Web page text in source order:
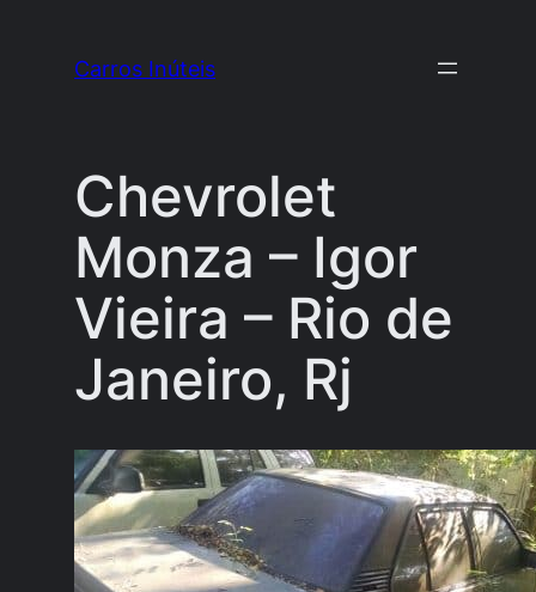
Carros Inúteis
Chevrolet
Monza – Igor
Vieira – Rio de
Janeiro, Rj